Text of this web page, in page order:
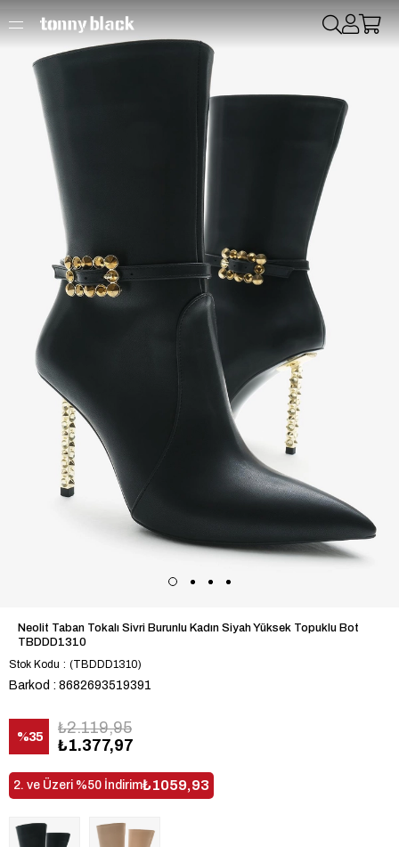
Neolit Taban Tokalı Sivri Burunlu Kadın Siyah Yüksek Topuklu Bot
TBDDD1310
Stok Kodu
(TBDDD1310)
Barkod : 8682693519391
%35
İndirim
₺2.119,95
₺1.377,97
2. ve Üzeri %50 İndirim₺1059,93